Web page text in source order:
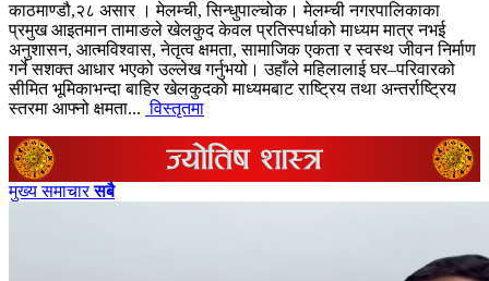
काठमाण्डौ,२८ असार । मेलम्ची, सिन्धुपाल्चोक। मेलम्ची नगरपालिकाका
प्रमुख आइतमान तामाङले खेलकुद केवल प्रतिस्पर्धाको माध्यम मात्र नभई
अनुशासन, आत्मविश्वास, नेतृत्व क्षमता, सामाजिक एकता र स्वस्थ जीवन निर्माण
गर्ने सशक्त आधार भएको उल्लेख गर्नुभयो। उहाँले महिलालाई घर–परिवारको
सीमित भूमिकाभन्दा बाहिर खेलकुदको माध्यमबाट राष्ट्रिय तथा अन्तर्राष्ट्रिय
स्तरमा आफ्नो क्षमता... विस्तृतमा
मुख्य समाचार सबै